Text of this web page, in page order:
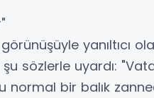
görünüşüyle yanıltıcı
sözlerle uyardı:
normal bir balık